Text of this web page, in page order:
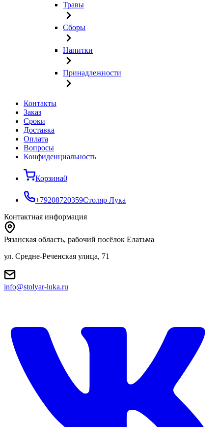
Травы
Сборы
Напитки
Принадлежности
Контакты
Заказ
Cроки
Доставка
Оплата
Вопросы
Конфиденциальность
Корзина0
+79208720359Столяр Лука
Контактная информация
Рязанская область, рабочий посёлок Елатьма
ул. Средне-Реченская улица, 71
info@stolyar-luka.ru